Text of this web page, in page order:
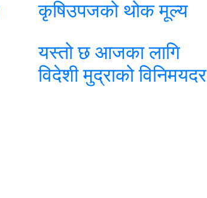
कृषिउपजको थोक मूल्य
यस्तो छ आजका लागि
विदेशी मुद्राको विनिमयदर